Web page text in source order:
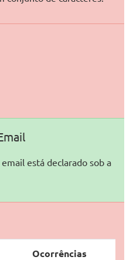
está declarado sob a
Ocorrências